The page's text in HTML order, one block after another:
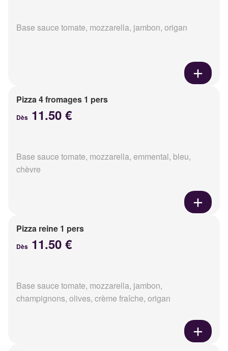
Base sauce tomate, mozzarella, jambon, origan
Pizza 4 fromages 1 pers
Dès 11.50 €
Base sauce tomate, mozzarella, emmental, bleu,
chèvre
Pizza reine 1 pers
Dès 11.50 €
Base sauce tomate, mozzarella, jambon,
champignons, olives, crème fraîche, origan